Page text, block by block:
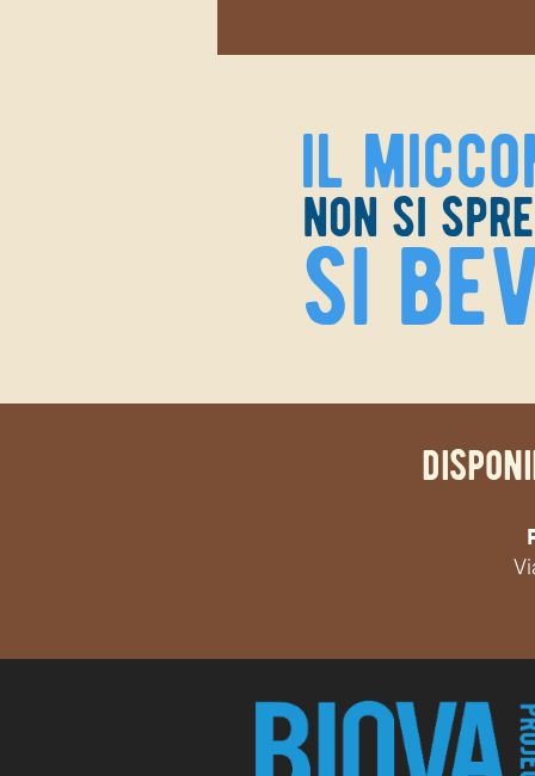
non si
si
il